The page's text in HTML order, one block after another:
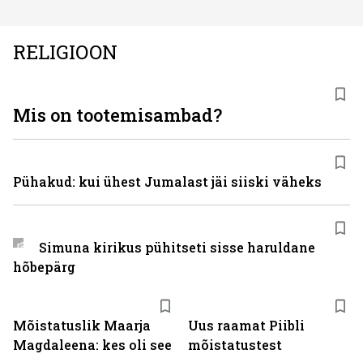
RELIGIOON
Mõistatuslik Maarja
Magdaleena: kes oli see
Uus raamat Piibli
mõistatustest
Mis on tootemisambad?
Pühakud: kui ühest Jumalast jäi siiski väheks
Simuna kirikus pühitseti sisse haruldane
hõbepärg